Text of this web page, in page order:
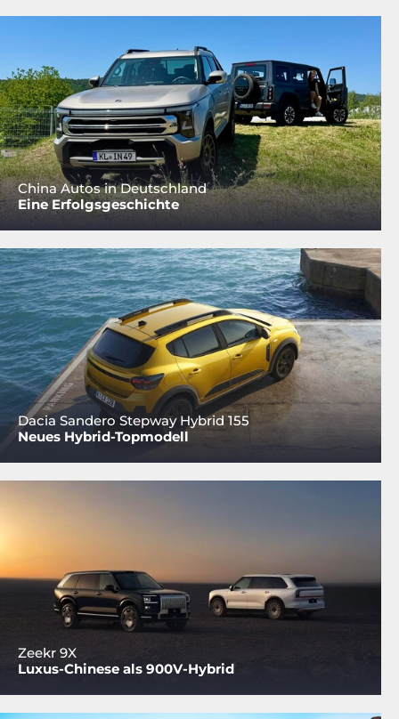
China Autos in Deutschland
Eine Erfolgsgeschichte
Dacia Sandero Stepway Hybrid 155
Neues Hybrid-Topmodell
Zeekr 9X
Luxus-Chinese als 900V-Hybrid